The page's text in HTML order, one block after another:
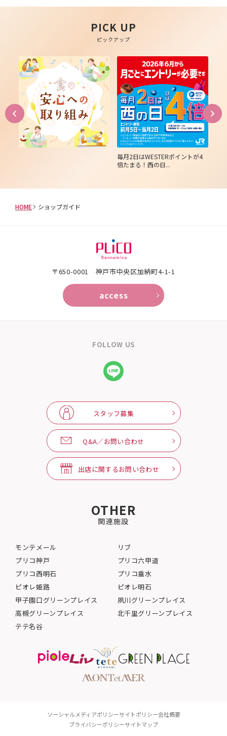
PICK UP
ピックアップ
毎月2日はWESTERポイントが4
倍たまる！西の日...
HOME ショップガイド
〒650-0001 神戸市中央区加納町4-1-1
access
FOLLOW US
スタッフ募集
Q&A／お問い合わせ
出店に関するお問い合わせ
OTHER
関連施設
モンテメール
リブ
プリコ神戸
プリコ六甲道
プリコ西明石
プリコ垂水
ピオレ姫路
ピオレ明石
甲子園口グリーンプレイス
夙川グリーンプレイス
高槻グリーンプレイス
北千里グリーンプレイス
テテ名谷
ソーシャルメディアポリシーサイトポリシー会社概要
プライバシーポリシーサイトマップ